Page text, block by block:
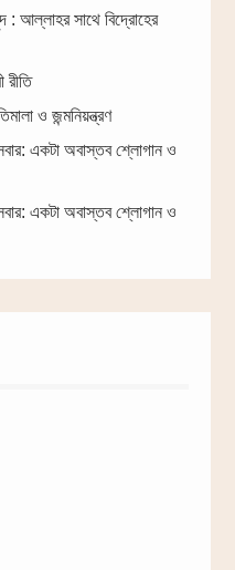
: আল্লাহর সাথে বিদ্রোহের
রীতি
ও জন্মনিয়ন্ত্রণ
একটা অবাস্তব শ্লোগান ও
একটা অবাস্তব শ্লোগান ও